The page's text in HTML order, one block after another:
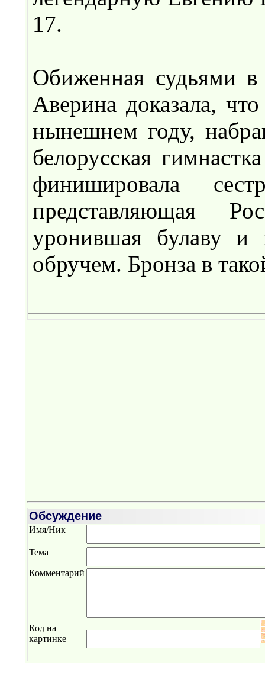
17.
Обиженная судьями
Аверина доказала,
нынешнем году,
белорусская
финишировала
представляющая
уронившая булаву и
обручем. Бронза в
Обсуждение
Имя/Ник
Тема
Комментарий
Код на
картинке